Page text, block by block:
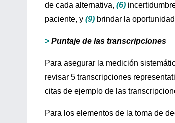
de cada alternativa, (6)
paciente, y (9) brindar la
> Puntaje de las transcripciones
Para asegurar la medición
revisar 5 transcripciones
citas de ejemplo de las
Para los elementos de la toma de